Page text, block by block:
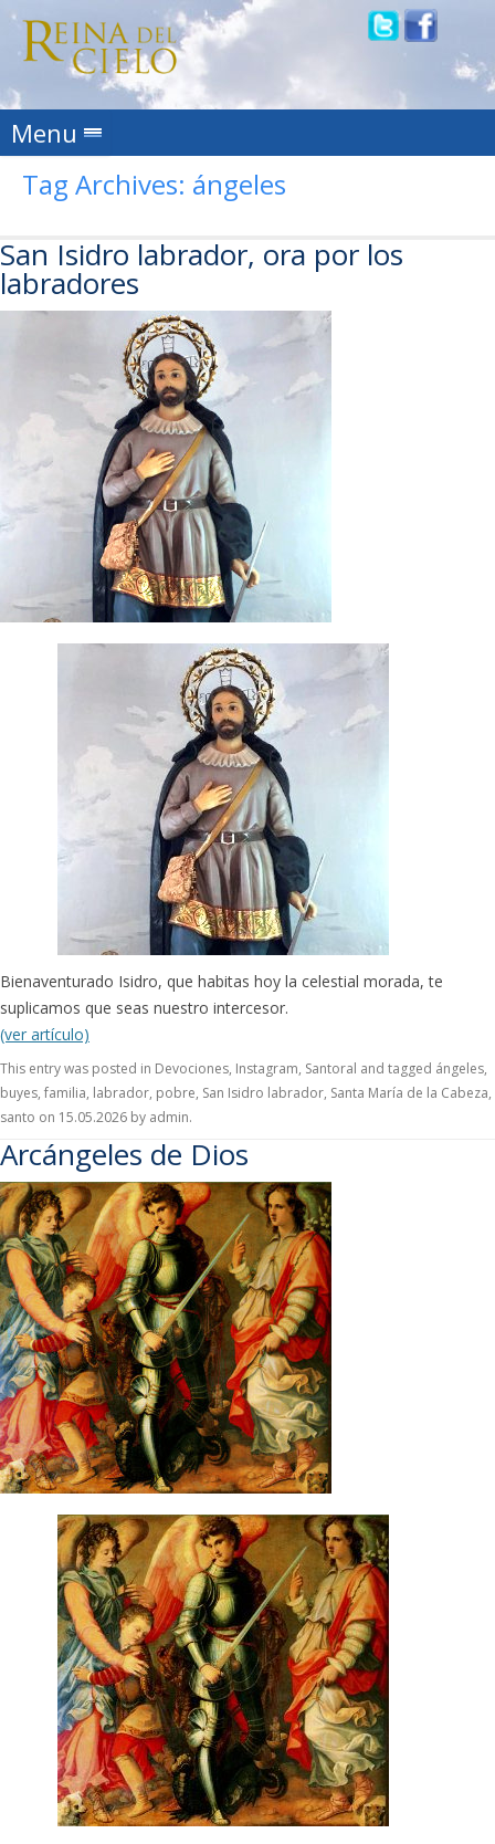
Menu Skip to content
Tag Archives: ángeles
San Isidro labrador, ora por los
labradores
Bienaventurado Isidro, que habitas hoy la celestial morada, te
suplicamos que seas nuestro intercesor.
(ver artículo)
This entry was posted in Devociones, Instagram, Santoral and tagged ángeles,
buyes, familia, labrador, pobre, San Isidro labrador, Santa María de la Cabeza,
santo on 15.05.2026 by admin.
Arcángeles de Dios